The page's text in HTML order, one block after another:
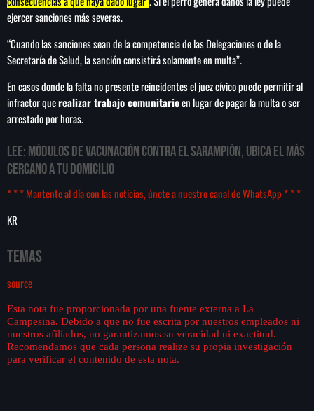
ejercer sanciones más severas.
“Cuando las sanciones sean de la competencia de las Delegaciones o de la
Secretaría de Salud, la sanción consistirá solamente en multa”.
En casos donde la falta no presente reincidentes el juez cívico puede permitir al
infractor querealizar trabajo comunitarioen lugar de pagar la multa o ser
arrestado por horas.
LEE: Módulos de vacunación contra el sarampión, ubica el más
cercano a tu domicilio
* * * Mantente al día con las noticias, únete a nuestro canal de WhatsApp * * *
KR
Temas
source
Esta nota fue proporcionada por una fuente externa a La
Campesina. Debido a que no fue escrita por nuestros empleados ni
nuestros afiliados, no garantizamos su veracidad ni exactitud.
Recomendamos que cada persona realize su propia investigación
para verificar el contenido de esta nota.